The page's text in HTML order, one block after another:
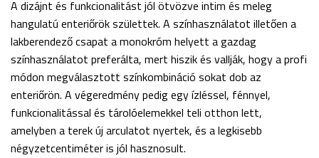
A dizájnt és funkcionalitást jól ötvözve intim és meleg
hangulatú enteriőrök születtek. A színhasználatot illetően a
lakberendező csapat a monokróm helyett a gazdag
színhasználatot preferálta, mert hiszik és vallják, hogy a profi
módon megválasztott színkombináció sokat dob az
enteriőrön. A végeredmény pedig egy ízléssel, fénnyel,
funkcionalitással és tárolóelemekkel teli otthon lett,
amelyben a terek új arculatot nyertek, és a legkisebb
négyzetcentiméter is jól hasznosult.